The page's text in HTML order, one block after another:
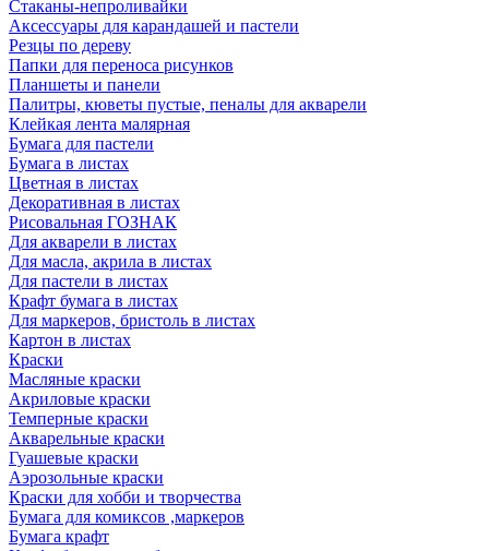
Стаканы-непроливайки
Аксессуары для карандашей и пастели
Резцы по дереву
Папки для переноса рисунков
Планшеты и панели
Палитры, кюветы пустые, пеналы для акварели
Клейкая лента малярная
Бумага для пастели
Бумага в листах
Цветная в листах
Декоративная в листах
Рисовальная ГОЗНАК
Для акварели в листах
Для масла, акрила в листах
Для пастели в листах
Крафт бумага в листах
Для маркеров, бристоль в листах
Картон в листах
Краски
Масляные краски
Акриловые краски
Темперные краски
Акварельные краски
Гуашевые краски
Аэрозольные краски
Краски для хобби и творчества
Бумага для комиксов ,маркеров
Бумага крафт